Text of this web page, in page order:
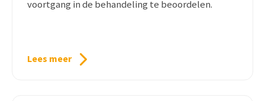
voortgang in de behandeling te beoordelen.
Lees meer